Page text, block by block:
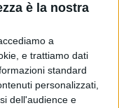
è la nostra
a
e trattiamo dati
standard
personalizzati,
dell'audience e